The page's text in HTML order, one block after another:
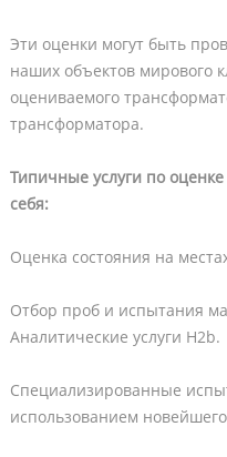
Эти оценки могут быть
наших объектов мирового
оцениваемого
трансформатора.
Типичные услуги по
себя:
Оценка состояния на
Отбор проб и испытания
Аналитические услуги H2b.
Специализированные
использованием